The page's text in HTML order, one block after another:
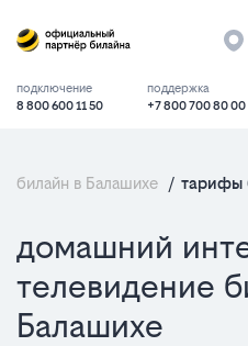
подключение
8 800 600 11 50
поддержка
+7 800 700 80 00
билайн в Балашихе / тарифы
домашний
телевидение
Балашихе